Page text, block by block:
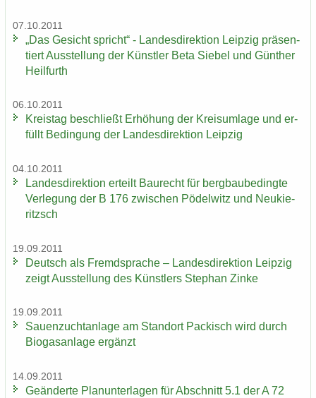
07.10.2011
„Das Ge­sicht spricht“ - Lan­des­di­rek­ti­on Leip­zig prä­sen­
tiert Aus­stel­lung der Künst­ler Beta Sie­bel und Gün­ther
Heil­furth
06.10.2011
Kreis­tag be­schließt Er­hö­hung der Kreis­um­la­ge und er­
füllt Be­din­gung der Lan­des­di­rek­ti­on Leip­zig
04.10.2011
Lan­des­di­rek­ti­on er­teilt Bau­recht für berg­bau­be­ding­te
Ver­le­gung der B 176 zwi­schen Pö­del­witz und Neu­kie­
ritzsch
19.09.2011
Deutsch als Fremd­spra­che – Lan­des­di­rek­ti­on Leip­zig
zeigt Aus­stel­lung des Künst­lers Ste­phan Zinke
19.09.2011
Sauen­zucht­an­la­ge am Stand­ort Pa­ckisch wird durch
Bio­gas­an­la­ge er­gänzt
14.09.2011
Ge­än­der­te Plan­un­ter­la­gen für Ab­schnitt 5.1 der A 72